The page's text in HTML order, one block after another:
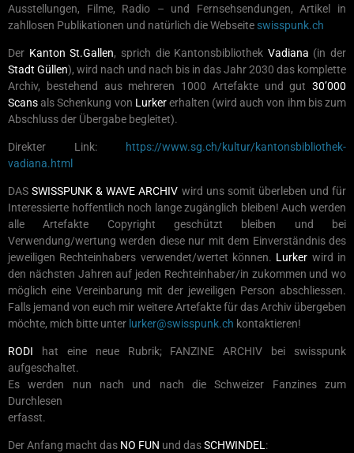
Ausstellungen, Filme, Radio – und Fernsehsendungen, Artikel in
zahllosen Publikationen und natürlich die Webseite swisspunk.ch
Der Kanton St.Gallen, sprich die Kantonsbibliothek Vadiana (in der
Stadt Güllen), wird nach und nach bis in das Jahr 2030 das komplette
Archiv, bestehend aus mehreren 1000 Artefakte und gut 30’000
Scansals Schenkung von Lurkererhalten (wird auch von ihm bis zum
Abschluss der Übergabe begleitet).
Direkter Link:
https://www.sg.ch/kultur/kantonsbibliothek-
vadiana.html
DASSWISSPUNK & WAVE ARCHIV wird uns somit überleben und für
Interessierte hoffentlich noch lange zugänglich bleiben! Auch werden
alle Artefakte Copyright geschützt bleiben und bei
Verwendung/wertung werden diese nur mit dem Einverständnis des
jeweiligen Rechteinhabers verwendet/wertet können. Lurker wird in
den nächsten Jahren auf jeden Rechteinhaber/in zukommen und wo
möglich eine Vereinbarung mit der jeweiligen Person abschliessen.
Falls jemand von euch mir weitere Artefakte für das Archiv übergeben
möchte, mich bitte unter lurker@swisspunk.ch kontaktieren!
RODI hat eine neue Rubrik; FANZINE ARCHIV bei swisspunk
aufgeschaltet.
Es werden nun nach und nach die Schweizer Fanzines zum
Durchlesen
erfasst.
Der Anfang macht das NO FUN und dasSCHWINDEL: